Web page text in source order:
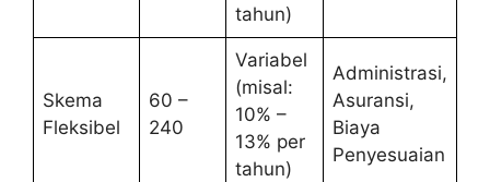
tahun)
Skema
Fleksibel
60 –
240
Variabel
(misal:
10% –
13% per
tahun)
Administrasi,
Asuransi,
Biaya
Penyesuaian